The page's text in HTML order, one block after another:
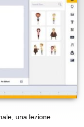
una lezione.